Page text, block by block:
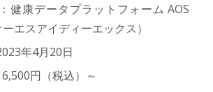
健康データプラットフォーム AOS
エスアイディーエックス）
年4月20日
円（税込）～